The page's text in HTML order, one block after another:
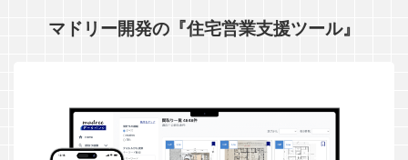
マドリー開発の『住宅営業支援ツール』